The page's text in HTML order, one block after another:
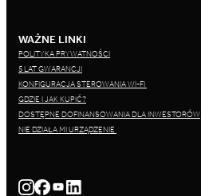
WAŻNE LINKI
POLITYKA PRYWATNOŚCI
5 LAT GWARANCJI
KONFIGURACJA STEROWANIA WI-FI
GDZIE I JAK KUPIĆ?
DOSTĘPNE DOFINANSOWANIA DLA INWESTORÓW
NIE DZIAŁA MI URZĄDZENIE